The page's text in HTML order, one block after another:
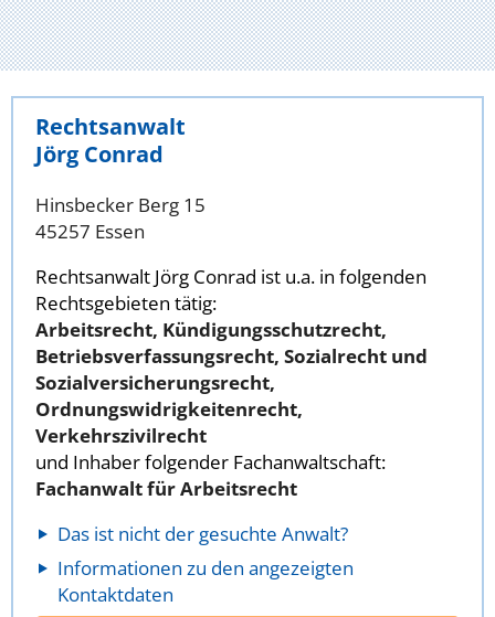
Rechtsanwalt
Jörg Conrad
Hinsbecker Berg 15
45257 Essen
Rechtsanwalt Jörg Conrad ist u.a. in folgenden
Rechtsgebieten tätig:
Arbeitsrecht, Kündigungsschutzrecht,
Betriebsverfassungsrecht, Sozialrecht und
Sozialversicherungsrecht,
Ordnungswidrigkeitenrecht,
Verkehrszivilrecht
und Inhaber folgender Fachanwaltschaft:
Fachanwalt für Arbeitsrecht
Das ist nicht der gesuchte Anwalt?
Informationen zu den angezeigten
Kontaktdaten